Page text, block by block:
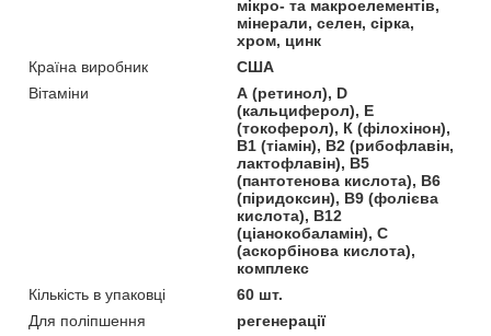
мікро- та макроелементів,
мінерали, селен, сірка,
хром, цинк
Країна виробник
США
Вітаміни
А (ретинол), D
(кальциферол), Е
(токоферол), К (філохінон),
В1 (тіамін), В2 (рибофлавін,
лактофлавін), В5
(пантотенова кислота), В6
(піридоксин), В9 (фолієва
кислота), В12
(ціанокобаламін), С
(аскорбінова кислота),
комплекс
Кількість в упаковці
60 шт.
Для поліпшення
регенерації